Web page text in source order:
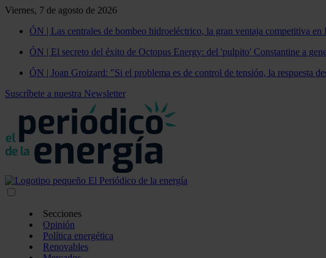
Viernes, 7 de agosto de 2026
ÓN | Las centrales de bombeo hidroeléctrico, la gran ventaja competitiva en
ÓN | El secreto del éxito de Octopus Energy: del 'pulpito' Constantine a
ÓN | Joan Groizard: "Si el problema es de control de tensión, la respuesta
Suscríbete a nuestra Newsletter
Secciones
Opinión
Política energética
Renovables